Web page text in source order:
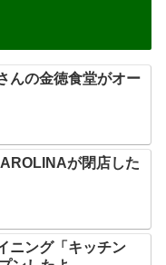
んの金徳食堂がオー
が閉店した
ニング「キッチン